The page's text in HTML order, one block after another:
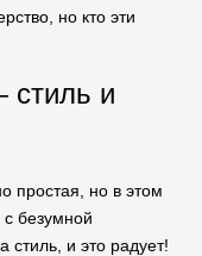
но кто эти
стиль и
простая, но в этом
безумной
стиль, и это радует!